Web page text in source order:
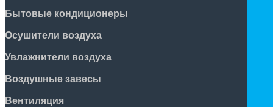
Бытовые кондиционеры
Осушители воздуха
Увлажнители воздуха
Воздушные завесы
Вентиляция